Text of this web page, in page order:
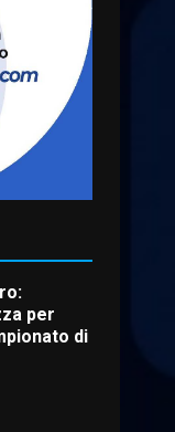
e la
di
in
per
di